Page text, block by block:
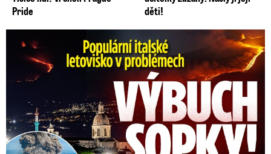
Pride
děti!
Erupce sicilské sopky Etny: Ruší desítky letů